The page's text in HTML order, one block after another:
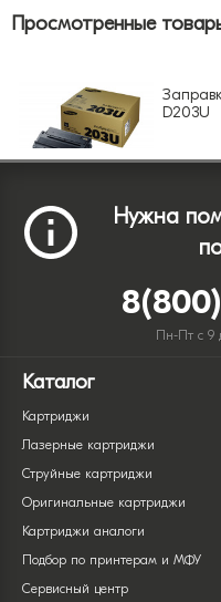
Просмотренные
D203U
Нужна
Пн-Пт с 9
Каталог
Картриджи
Лазерные картриджи
Струйные картриджи
Оригинальные картриджи
Картриджи аналоги
Подбор по принтерам и МФУ
Сервисный центр